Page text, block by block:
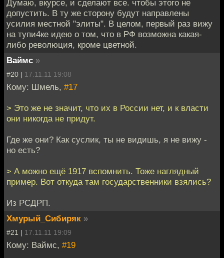
Думаю, вкурсе, и сделают все. чтобы этого не
допустить. В ту же сторону будут направлены
усилия местной "элиты". В целом, первый раз вижу
на тупи4ке идею о том, что в РФ возможна какая-
либо революция, кроме цветной.
Ваймс »
#20 | 17.11.11 19:08
Кому: Шмель, #17
> Это же не значит, что их в России нет, и к власти
они никогда не придут.
Где же они? Как суслик, ты не видишь, я не вижу -
но есть?
> А можно ещё 1917 вспомнить. Тоже наглядный
пример. Вот откуда там государственники взялись?
Из РСДРП.
Хмурый_Сибиряк »
#21 | 17.11.11 19:09
Кому: Ваймс, #19